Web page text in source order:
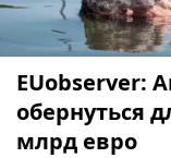
EUobserver:
обернуться
млрд евро